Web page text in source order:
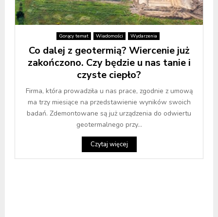
Gorący temat Wiadomości Wydarzenia
Co dalej z geotermią? Wiercenie już
zakończono. Czy będzie u nas tanie i
czyste ciepło?
Firma, która prowadziła u nas prace, zgodnie z umową
ma trzy miesiące na przedstawienie wyników swoich
badań. Zdemontowane są już urządzenia do odwiertu
geotermalnego przy...
Czytaj więcej